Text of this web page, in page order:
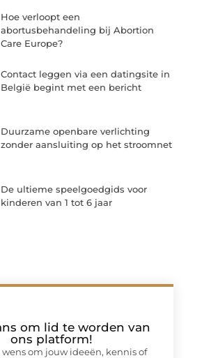
Hoe verloopt een
abortusbehandeling bij Abortion
Care Europe?
Contact leggen via een datingsite in
België begint met een bericht
Duurzame openbare verlichting
zonder aansluiting op het stroomnet
De ultieme speelgoedgids voor
kinderen van 1 tot 6 jaar
om lid te worden van
ons platform!
wens om jouw ideeën, kennis of